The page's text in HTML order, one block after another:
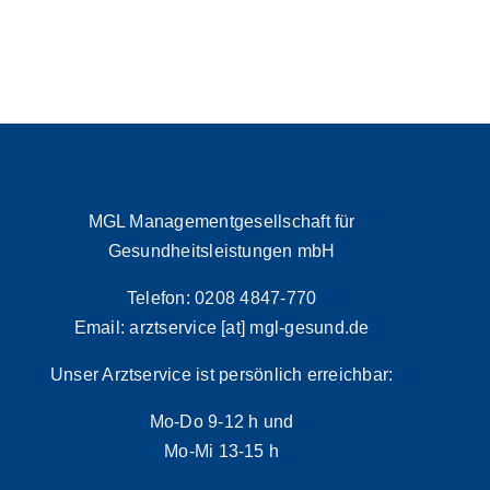
MGL Managementgesellschaft für
Gesundheitsleistungen mbH
Telefon: 0208 4847-770
Email: arztservice [at] mgl-gesund.de
Unser Arztservice ist persönlich erreichbar:
Mo-Do 9-12 h und
Mo-Mi 13-15 h